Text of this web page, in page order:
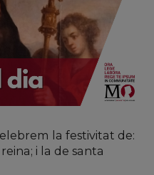
la festivitat de:
i la de santa